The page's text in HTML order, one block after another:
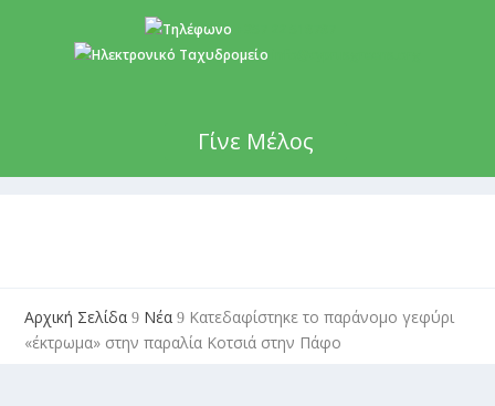
Γίνε Μέλος
Αρχική Σελίδα 9 Νέα 9 Κατεδαφίστηκε το παράνομο γεφύρι
«έκτρωμα» στην παραλία Κοτσιά στην Πάφο